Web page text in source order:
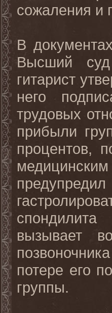
сожаления и
В
Высший суд
гитарист
него
трудовых
прибыли
процентов,
спондилита
вызывает
потере его
группы.